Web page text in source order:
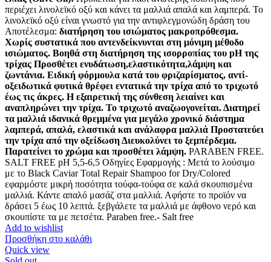
περιέχει λινολεϊκό οξύ και κάνει τα μαλλιά απαλά και λαμπερά. Το
λινολεϊκό οξύ είναι γνωστό για την αντιφλεγμονώδη δράση του
Αποτέλεσμα: διατήρηση του ισιώματος μακροπρόθεσμα.
Χωρίς συστατικά που αντενδείκνυνται στη μόνιμη μέθοδο
ισιώματος. Βοηθά στη διατήρηση της ισορροπίας του pH της
τρίχας Προσθέτει ενυδάτωση,ελαστικότητα,λάμψη και
ζωντάνια. Ειδική φόρμουλα κατά του φριζαρίσματος, αντί-
οξειδωτικά φυτικά θρέφει εντατικά την τρίχα από το τριχωτό
έως τις άκρες. Η εξαιρετική της σύνθεση λειαίνει και
αναπληρώνει την τρίχα. Το τριχωτό αναζωογονείται. Διατηρεί
τα μαλλιά ιδανικά θρεμμένα για μεγάλο χρονικό διάστημα
λαμπερά, απαλά, ελαστικά και ανάλαφρα μαλλιά Προστατεύει
την τρίχα από την οξείδωση Διευκολύνει το ξεμπέρδεμα.
Παρατείνει το χρώμα και προσθέτει λάμψη. PARABEN FREE.
SALT FREE pH 5,5-6,5 Οδηγίες Εφαρμογής : Μετά το λούσιμο
με το Black Caviar Total Repair Shampoo for Dry/Colored
εφαρμόστε μικρή ποσότητα τούφα-τούφα σε καλά σκουπισμένα
μαλλιά. Κάντε απαλό μασάζ στα μαλλιά. Αφήστε το προϊόν να
δράσει 5 έως 10 λεπτά. ξεβγάλετε τα μαλλιά με άφθονο νερό και
σκουπίστε τα με πετσέτα. Paraben free.- Salt free
Add to wishlist
Προσθήκη στο καλάθι
Quick view